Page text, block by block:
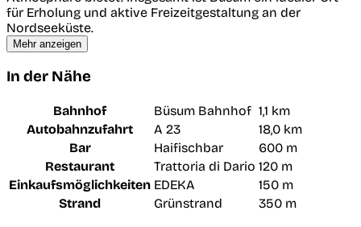
für Erholung und aktive Freizeitgestaltung an der
Nordseeküste.
Mehr anzeigen
In der Nähe
Bahnhof Büsum Bahnhof 1,1 km
Autobahnzufahrt
A 23
18,0 km
Bar
Haifischbar
600 m
Restaurant
Trattoria di Dario 120 m
Einkaufsmöglichkeiten EDEKA
150 m
Strand
Grünstrand 350 m